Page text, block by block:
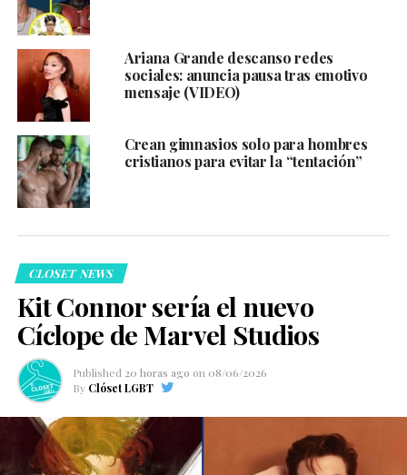
Ariana Grande descanso redes
sociales: anuncia pausa tras emotivo
mensaje (VIDEO)
Crean gimnasios solo para hombres
cristianos para evitar la “tentación”
CLOSET NEWS
Kit Connor sería el nuevo
Cíclope de Marvel Studios
Published 20 horas ago on 08/06/2026
By Clóset LGBT